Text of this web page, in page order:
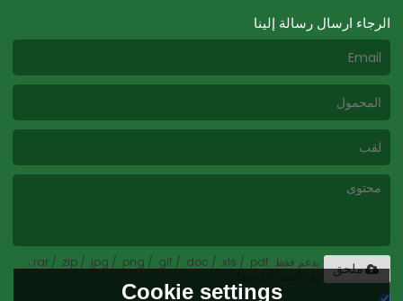
الرجاء ارسال رسالة إلينا
يدعم فقط .rar / .zip / .jpg / .png / .gif / .doc / .xls / .pdf ،
ملحق
Cookie settings